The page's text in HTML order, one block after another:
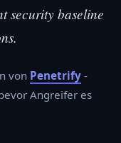
security baseline
von Penetrify -
Angreifer es